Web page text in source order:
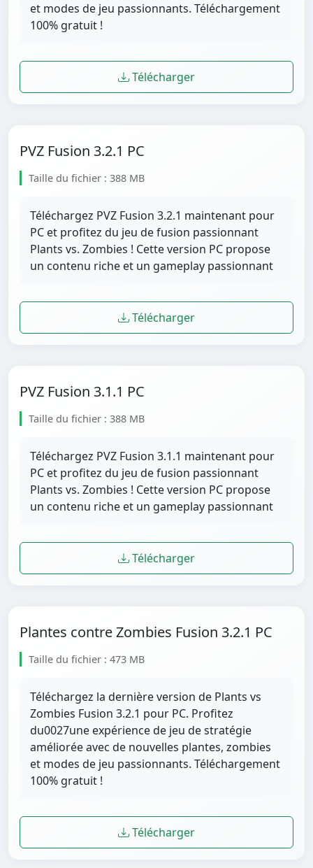
et modes de jeu passionnants. Téléchargement
100% gratuit !
Télécharger
PVZ Fusion 3.2.1 PC
Taille du fichier : 388 MB
Téléchargez PVZ Fusion 3.2.1 maintenant pour
PC et profitez du jeu de fusion passionnant
Plants vs. Zombies ! Cette version PC propose
un contenu riche et un gameplay passionnant
Télécharger
PVZ Fusion 3.1.1 PC
Taille du fichier : 388 MB
Téléchargez PVZ Fusion 3.1.1 maintenant pour
PC et profitez du jeu de fusion passionnant
Plants vs. Zombies ! Cette version PC propose
un contenu riche et un gameplay passionnant
Télécharger
Plantes contre Zombies Fusion 3.2.1 PC
Taille du fichier : 473 MB
Téléchargez la dernière version de Plants vs
Zombies Fusion 3.2.1 pour PC. Profitez
du0027une expérience de jeu de stratégie
améliorée avec de nouvelles plantes, zombies
et modes de jeu passionnants. Téléchargement
100% gratuit !
Télécharger